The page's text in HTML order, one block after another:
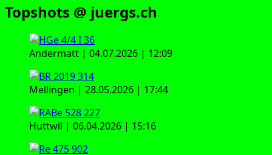
Topshots @ juergs.ch
Andermatt | 04.07.2026 | 12:09
Mellingen | 28.05.2026 | 17:44
Huttwil | 06.04.2026 | 15:16